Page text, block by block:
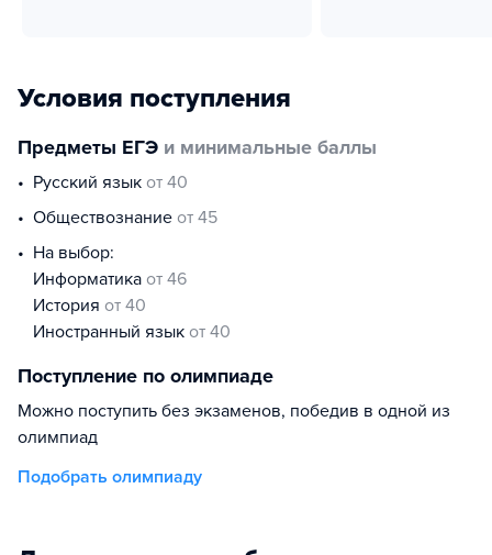
Условия поступления
Предметы ЕГЭ и минимальные баллы
русский язык от 40
обществознание от 45
На выбор:
информатика от 46
история от 40
иностранный язык от 40
Поступление по олимпиаде
Можно поступить без экзаменов, победив в одной из
олимпиад
Подобрать олимпиаду